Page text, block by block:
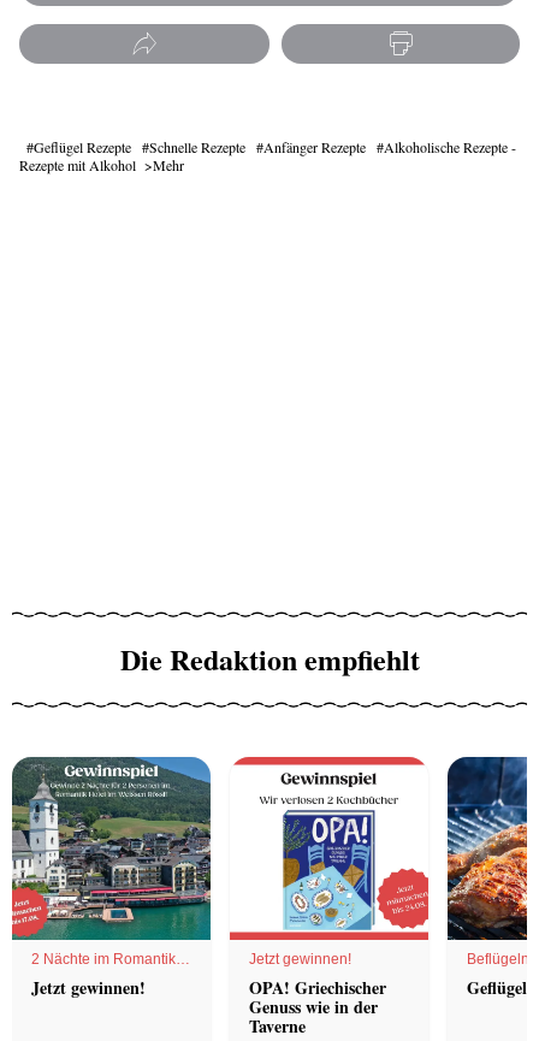
Geflügel Rezepte Schnelle Rezepte Anfänger Rezepte
Alkoholische Rezepte -
Rezepte mit Alkohol
Mehr
Die Redaktion empfiehlt
2 Nächte im Romantik
Hotel
Jetzt gewinnen!
Jetzt gewinnen!
OPA! Griechischer
Genuss wie in der
Taverne
Geflügel